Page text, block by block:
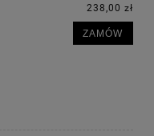
238,00 zł
ZAMÓW